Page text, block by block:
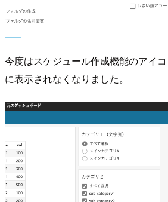
今度はスケジュール作成機能のアイ
に表示されなくなりました。